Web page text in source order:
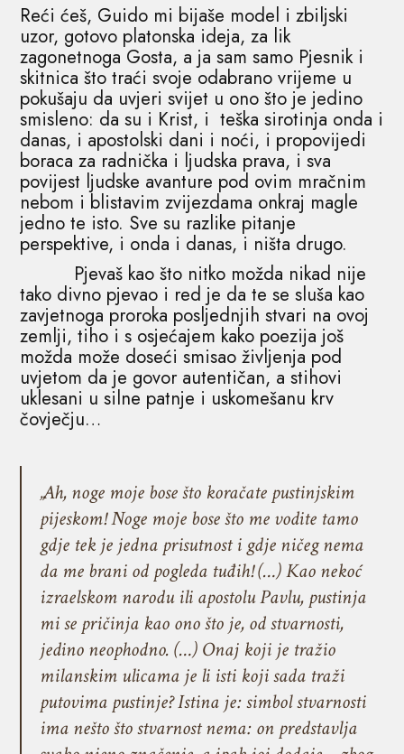
Reći ćeš, Guido mi bijaše model i zbiljski
uzor, gotovo platonska ideja, za lik
zagonetnoga Gosta, a ja sam samo Pjesnik i
skitnica što traći svoje odabrano vrijeme u
pokušaju da uvjeri svijet u ono što je jedino
smisleno: da su i Krist, i teška sirotinja onda i
danas, i apostolski dani i noći, i propovijedi
boraca za radnička i ljudska prava, i sva
povijest ljudske avanture pod ovim mračnim
nebom i blistavim zvijezdama onkraj magle
jedno te isto. Sve su razlike pitanje
perspektive, i onda i danas, i ništa drugo.
Pjevaš kao što nitko možda nikad nije
tako divno pjevao i red je da te se sluša kao
zavjetnoga proroka posljednjih stvari na ovoj
zemlji, tiho i s osjećajem kako poezija još
možda može doseći smisao življenja pod
uvjetom da je govor autentičan, a stihovi
uklesani u silne patnje i uskomešanu krv
čovječju…
„Ah, noge moje bose što koračate pustinjskim
pijeskom! Noge moje bose što me vodite tamo
gdje tek je jedna prisutnost i gdje ničeg nema
da me brani od pogleda tuđih! (…) Kao nekoć
izraelskom narodu ili apostolu Pavlu, pustinja
mi se pričinja kao ono što je, od stvarnosti,
jedino neophodno. (…) Onaj koji je tražio
milanskim ulicama je li isti koji sada traži
putovima pustinje? Istina je: simbol stvarnosti
ima nešto što stvarnost nema: on predstavlja